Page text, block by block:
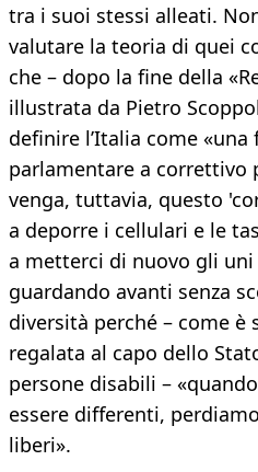
tra i suoi stessi alleati.
valutare la teoria di quei
che – dopo la fine della
illustrata da Pietro
definire l’Italia come
parlamentare a correttivo
venga, tuttavia, questo
a deporre i cellulari e le
a metterci di nuovo gli
guardando avanti senza
diversità perché – come è
regalata al capo dello
persone disabili –
essere differenti,
liberi».